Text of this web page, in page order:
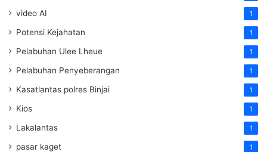
video AI 1
Potensi Kejahatan 1
Pelabuhan Ulee Lheue 1
Pelabuhan Penyeberangan 1
Kasatlantas polres Binjai 1
Kios 1
Lakalantas 1
pasar kaget 1